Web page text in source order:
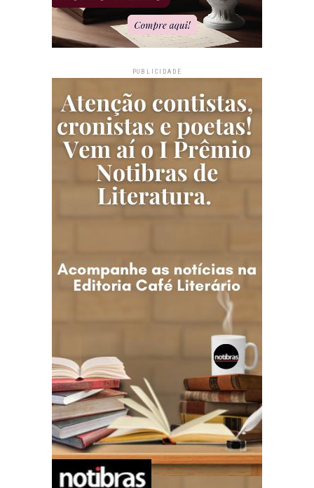
PUBLICIDADE